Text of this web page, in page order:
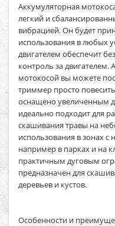
Аккумуляторная
легкий и
вибрацией. Он будет
использования в любых
двигателем обеспечит
контроль за двигателем.
мотокосой вы можете
триммер просто
оснащено увеличенным
идеально подходит для
скашивания травы на
использования в зонах
например в парках и на
практичным дуговым
предназначен для
деревьев и кустов.
Особенности и